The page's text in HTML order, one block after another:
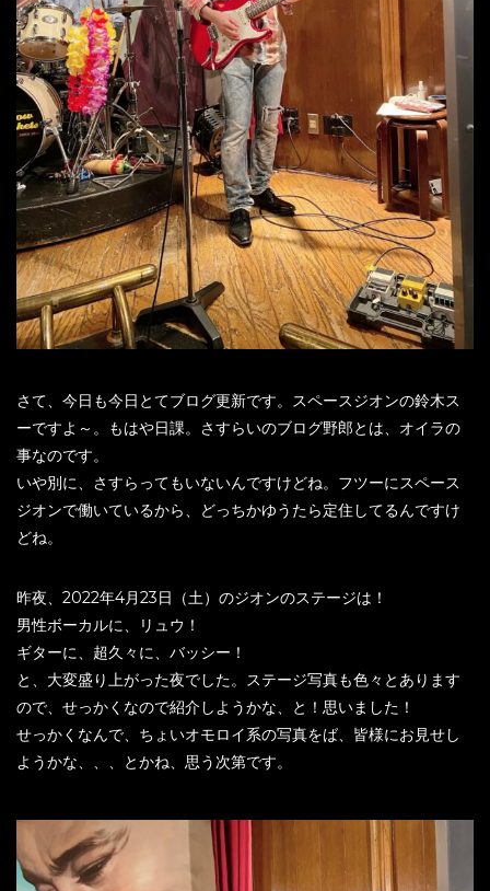
さて、今日も今日とてブログ更新です。スペースジオンの鈴木ス
ーですよ～。もはや日課。さすらいのブログ野郎とは、オイラの
事なのです。
いや別に、さすらってもいないんですけどね。フツーにスペース
ジオンで働いているから、どっちかゆうたら定住してるんですけ
どね。
昨夜、2022年4月23日（土）のジオンのステージは！
男性ボーカルに、リュウ！
ギターに、超久々に、バッシー！
と、大変盛り上がった夜でした。ステージ写真も色々とあります
ので、せっかくなので紹介しようかな、と！思いました！
せっかくなんで、ちょいオモロイ系の写真をば、皆様にお見せし
ようかな、、、とかね、思う次第です。